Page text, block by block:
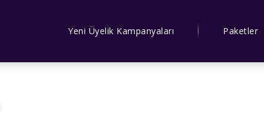
Yeni Üyelik Kampanyaları Paketler